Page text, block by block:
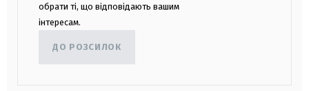
обрати ті, що відповідають вашим
інтересам.
ДО РОЗСИЛОК